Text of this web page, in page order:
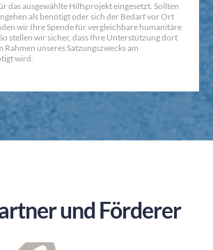
das ausgewählte Hilfsprojekt eingesetzt. Sollten
als benötigt oder sich der Bedarf vor Ort
wir Ihre Spende für vergleichbare humanitäre
stellen wir sicher, dass Ihre Unterstützung dort
Rahmen unseres Satzungszwecks am
wird.
und Förderer